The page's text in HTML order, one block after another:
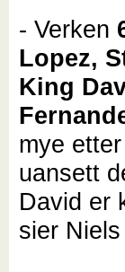
- Verken
Lopez,
King
mye
uansett
David er
sier